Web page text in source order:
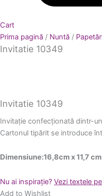
Cart
Prima pagină / Nuntă /
Invitatie 10349
Invitatie 10349
Invitație confecționată dintr-
Cartonul tipărit se introduce
Dimensiune:16,8cm x 11,7
Nu ai inspirație? Vezi textele
Add to Wishlist